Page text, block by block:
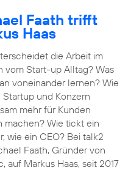
Faath trifft
Haas
die Arbeit im
vom Start-up Alltag? Was
voneinander lernen? Wie
und Konzern
mehr für Kunden
machen? Wie tickt ein
wie ein CEO? Bei talk2
Faath, Gründer von
auf Markus Haas, seit 2017